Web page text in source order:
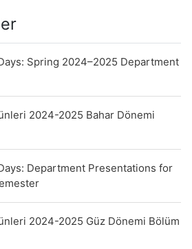
Spring 2024–2025 Department
2024-2025 Bahar Dönemi
Department Presentations for
2024-2025 Güz Dönemi Bölüm